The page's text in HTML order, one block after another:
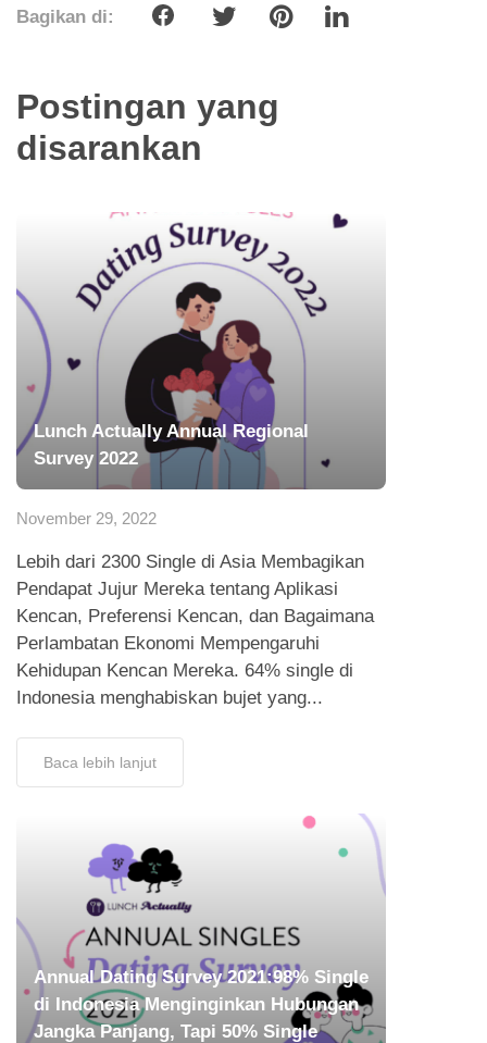
Bagikan di:
Postingan yang
disarankan
Lunch Actually Annual Regional
Survey 2022
November 29, 2022
Lebih dari 2300 Single di Asia Membagikan
Pendapat Jujur Mereka tentang Aplikasi
Kencan, Preferensi Kencan, dan Bagaimana
Perlambatan Ekonomi Mempengaruhi
Kehidupan Kencan Mereka. 64% single di
Indonesia menghabiskan bujet yang...
Baca lebih lanjut
Annual Dating Survey 2021:98% Single
di Indonesia Menginginkan Hubungan
Jangka Panjang, Tapi 50% Single